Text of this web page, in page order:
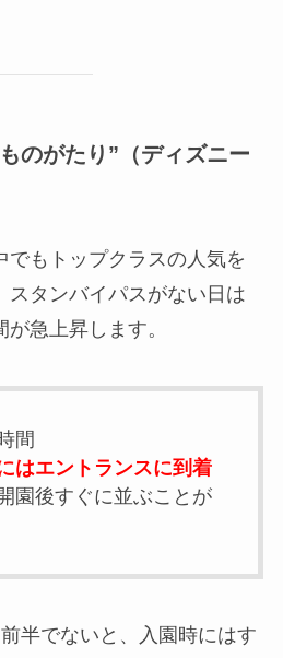
のがたり”（ディズニー
でもトップクラスの人気を
スタンバイパスがない日は
急上昇します。
間
はエントランスに到着
園後すぐに並ぶことが
半でないと、入園時にはす